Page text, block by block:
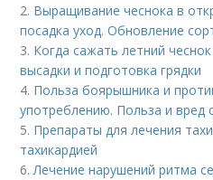
2. Выращивание чеснока в
посадка уход. Обновление
3. Когда сажать летний
высадки и подготовка грядки
4. Польза боярышника и
употреблению. Польза и вред
5. Препараты для лечения
тахикардией
6.Лечение нарушений ритма